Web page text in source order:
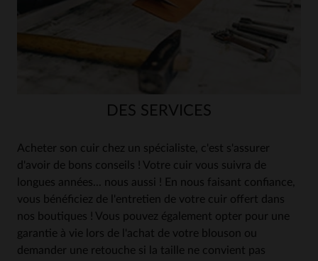
DES SERVICES
Acheter son cuir chez un spécialiste, c'est s'assurer
d'avoir de bons conseils ! Votre cuir vous suivra de
longues années... nous aussi ! En nous faisant confiance,
vous bénéficiez de l'entretien de votre cuir offert dans
nos boutiques ! Vous pouvez également opter pour une
garantie à vie lors de l'achat de votre blouson ou
demander une retouche si la taille ne convient pas